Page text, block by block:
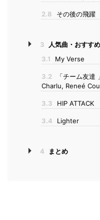
2.8 その後の飛躍
3
人気曲・おすす
3.1
My Verse
3.2
「チーム友達
Charlu, Reneé
3.3 HIP ATTACK
3.4 Lighter
4 まとめ